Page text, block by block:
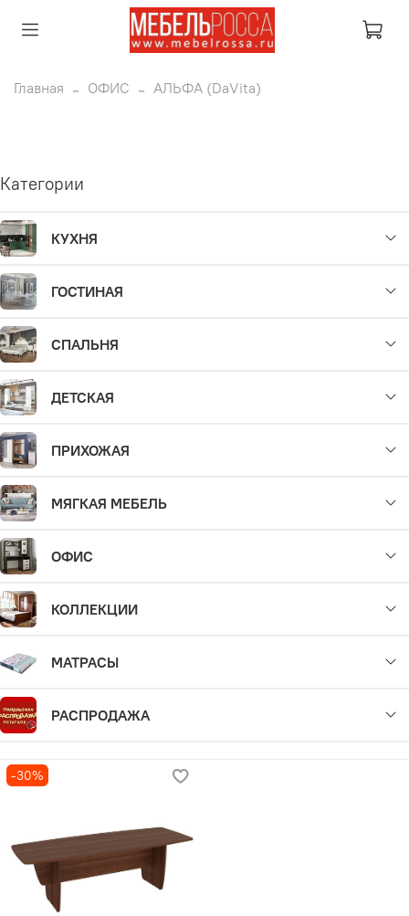
Главная ОФИС АЛЬФА (DaVita)
Категории
КУХНЯ
ГОСТИНАЯ
СПАЛЬНЯ
ДЕТСКАЯ
ПРИХОЖАЯ
МЯГКАЯ МЕБЕЛЬ
ОФИС
КОЛЛЕКЦИИ
МАТРАСЫ
РАСПРОДАЖА
-30%